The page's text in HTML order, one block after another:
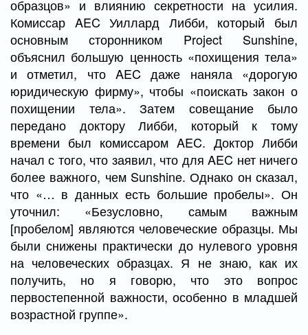
образцов» и влиянию секретности на усилия.
Комиссар AEC Уиллард Либби, который был
основным сторонником Project Sunshine,
объяснил большую ценность «похищения тела»
и отметил, что AEC даже наняла «дорогую
юридическую фирму», чтобы «поискать закон о
похищении тела». Затем совещание было
передано доктору Либби, который к тому
времени был комиссаром AEC. Доктор Либби
начал с того, что заявил, что для AEC нет ничего
более важного, чем Sunshine. Однако он сказал,
что «… в данных есть большие пробелы». Он
уточнил: «Безусловно, самым важным
[пробелом] являются человеческие образцы. Мы
были снижены практически до нулевого уровня
на человеческих образцах. Я не знаю, как их
получить, но я говорю, что это вопрос
первостепенной важности, особенно в младшей
возрастной группе».